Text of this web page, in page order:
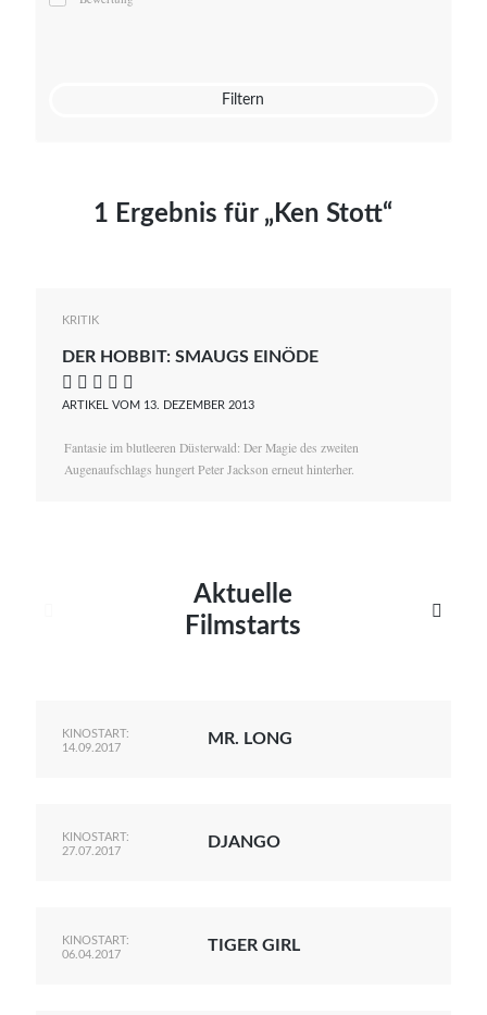
Mato von Vogelstein
Filtern
1 Ergebnis für „Ken Stott“
KRITIK
DER HOBBIT: SMAUGS EINÖDE
    
ARTIKEL VOM 13. DEZEMBER 2013
Fantasie im blutleeren Düsterwald: Der Magie des zweiten
Augenaufschlags hungert Peter Jackson erneut hinterher.
Aktuelle
Filmstarts

KINOSTART:
14.09.2017
MR. LONG
KINOSTART:
27.07.2017
DJANGO
KINOSTART:
06.04.2017
TIGER GIRL